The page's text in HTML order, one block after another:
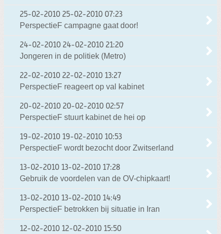
25-02-2010 25-02-2010 07:23
PerspectieF campagne gaat door!
24-02-2010 24-02-2010 21:20
Jongeren in de politiek (Metro)
22-02-2010 22-02-2010 13:27
PerspectieF reageert op val kabinet
20-02-2010 20-02-2010 02:57
PerspectieF stuurt kabinet de hei op
19-02-2010 19-02-2010 10:53
PerspectieF wordt bezocht door Zwitserland
13-02-2010 13-02-2010 17:28
Gebruik de voordelen van de OV-chipkaart!
13-02-2010 13-02-2010 14:49
PerspectieF betrokken bij situatie in Iran
12-02-2010 12-02-2010 15:50